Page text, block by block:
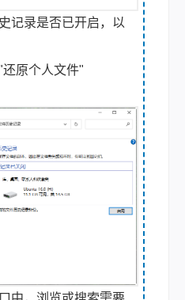
记录是否已开启，以
原个人文件"